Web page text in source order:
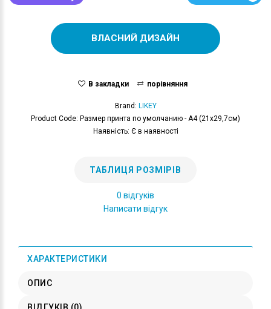
ВЛАСНИЙ ДИЗАЙН
В закладки порівняння
Brand: LIKEY
Product Code: Размер принта по умолчанию - А4 (21x29,7см)
Наявність: Є в наявності
ТАБЛИЦЯ РОЗМІРІВ
0 відгуків
Написати відгук
ХАРАКТЕРИСТИКИ
ОПИС
ВІДГУКІВ (0)